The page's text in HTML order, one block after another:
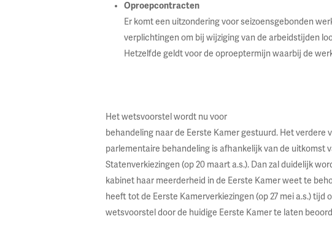
Oproepcontracten
Er komt een uitzondering voor seizoensgebonden
verplichtingen om bij wijziging van de arbeidstijden
Hetzelfde geldt voor de oproeptermijn waarbij de
Het wetsvoorstel wordt nu voor
behandeling naar de Eerste Kamer gestuurd. Het verdere
parlementaire behandeling is afhankelijk van de uitkomst
Statenverkiezingen (op 20 maart a.s.). Dan zal duidelijk
kabinet haar meerderheid in de Eerste Kamer weet te
heeft tot de Eerste Kamerverkiezingen (op 27 mei a.s.) tijd
wetsvoorstel door de huidige Eerste Kamer te laten